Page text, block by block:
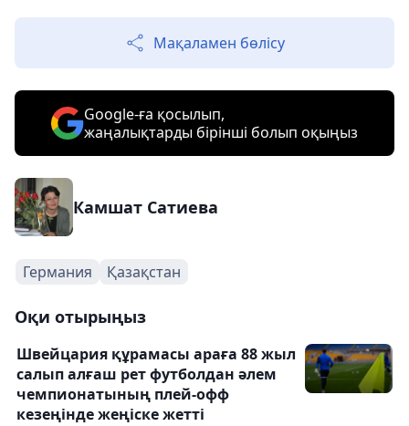
Мақаламен бөлісу
Google-ға қосылып,
жаңалықтарды бірінші болып оқыңыз
Камшат Сатиева
Германия Қазақстан
Оқи отырыңыз
Швейцария құрамасы араға 88 жыл
салып алғаш рет футболдан әлем
чемпионатының плей-офф
кезеңінде жеңіске жетті